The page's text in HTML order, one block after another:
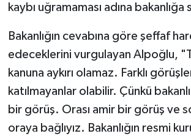
kaybı uğramaması adına
Bakanlığın cevabına göre şeffaf
edeceklerini vurgulayan Alpoğlu,
kanuna aykırı olamaz. Farklı
katılmayanlar olabilir. Çünkü
bir görüş. Orası amir bir görüş ve
oraya bağlıyız. Bakanlığın resmi